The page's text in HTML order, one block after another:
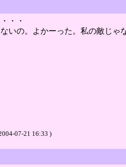
・・
いの。よかーった。私の敵じゃ
07-21 16:33 )